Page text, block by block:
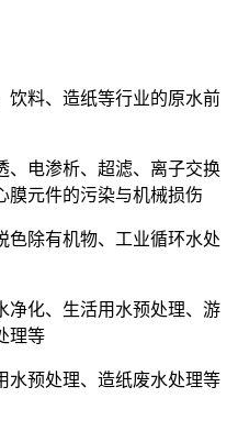
饮料、造纸等行业的原水前
、电渗析、超滤、离子交换
膜元件的污染与机械损伤
色除有机物、工业循环水处
净化、生活用水预处理、游
理等
水预处理、造纸废水处理等